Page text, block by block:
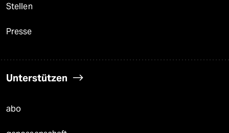
Stellen
Presse
Unterstützen
abo